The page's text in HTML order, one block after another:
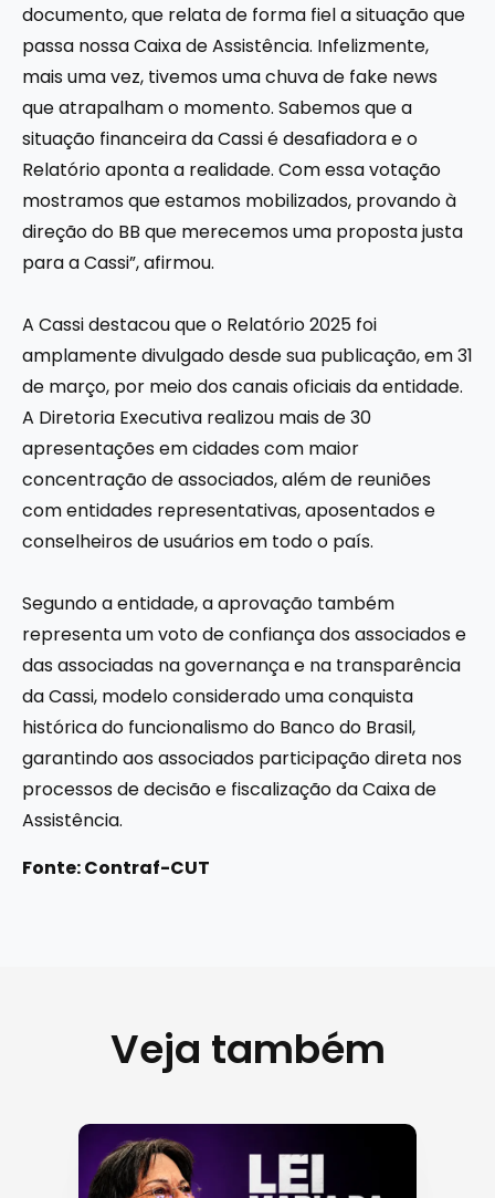
documento, que relata de forma fiel a situação que
passa nossa Caixa de Assistência. Infelizmente,
mais uma vez, tivemos uma chuva de fake news
que atrapalham o momento. Sabemos que a
situação financeira da Cassi é desafiadora e o
Relatório aponta a realidade. Com essa votação
mostramos que estamos mobilizados, provando à
direção do BB que merecemos uma proposta justa
para a Cassi”, afirmou.
A Cassi destacou que o Relatório 2025 foi
amplamente divulgado desde sua publicação, em 31
de março, por meio dos canais oficiais da entidade.
A Diretoria Executiva realizou mais de 30
apresentações em cidades com maior
concentração de associados, além de reuniões
com entidades representativas, aposentados e
conselheiros de usuários em todo o país.
Segundo a entidade, a aprovação também
representa um voto de confiança dos associados e
das associadas na governança e na transparência
da Cassi, modelo considerado uma conquista
histórica do funcionalismo do Banco do Brasil,
garantindo aos associados participação direta nos
processos de decisão e fiscalização da Caixa de
Assistência.
Fonte: Contraf-CUT
Veja também